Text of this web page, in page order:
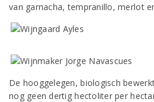
van garnacha, tempranillo, merlot
De hooggelegen, biologisch
nog geen dertig hectoliter per